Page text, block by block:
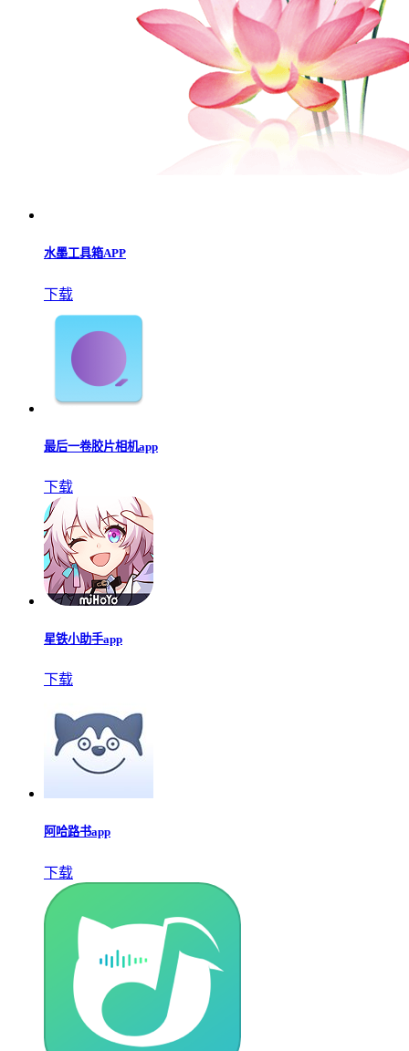
水墨工具箱APP
下载
最后一卷胶片相机app
下载
星铁小助手app
下载
阿哈路书app
下载